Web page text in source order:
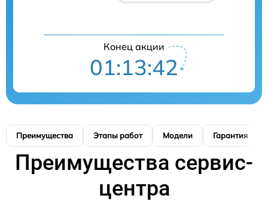
Конец акции
01:13:41
Преимущества Этапы работ Модели Гарантия
Преимущества сервис-
центра